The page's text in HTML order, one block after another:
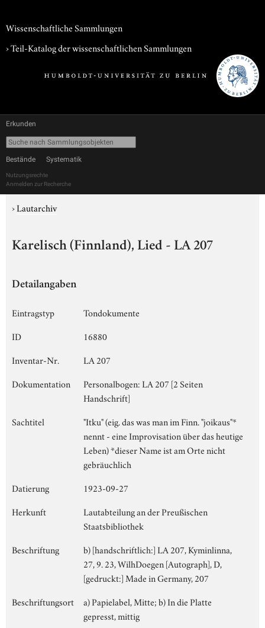
Wissenschaftliche Sammlungen
› Teil-Katalog der wissenschaftlichen Sammlungen
Erkunden
Bestände Systematik
Nutzungsrechte
Anmelden zur Recherche
›Lautarchiv
Karelisch (Finnland), Lied - LA 207
Detailangaben
Eintragstyp
Tondokumente
ID
16880
Inventar-Nr.
LA 207
Dokumentation
Personalbogen: LA 207 [2 Seiten
Handschrift]
Sachtitel
"Itku" (eig. das was man im Finn. "joikaus"*
nennt - eine Improvisation über das heutige
Leben) *dieser Name ist am Orte nicht
gebräuchlich
Datierung
1923-09-27
Herkunft
Lautabteilung an der Preußischen
Staatsbibliothek
Beschriftung
b) [handschriftlich:] LA 207, Kyminlinna,
27, 9. 23, WilhDoegen [Autograph], D,
[gedruckt:] Made in Germany, 207
Beschriftungsort
a) Papielabel, Mitte; b) In die Platte
gepresst, mittig